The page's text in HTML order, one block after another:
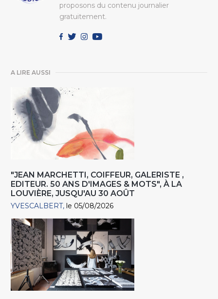
proposons du contenu journalier
gratuitement.
A LIRE AUSSI
"JEAN MARCHETTI, COIFFEUR, GALERISTE ,
EDITEUR. 50 ANS D'IMAGES & MOTS", À LA
LOUVIÈRE, JUSQU'AU 30 AOÛT
YVESCALBERT le 05/08/2026